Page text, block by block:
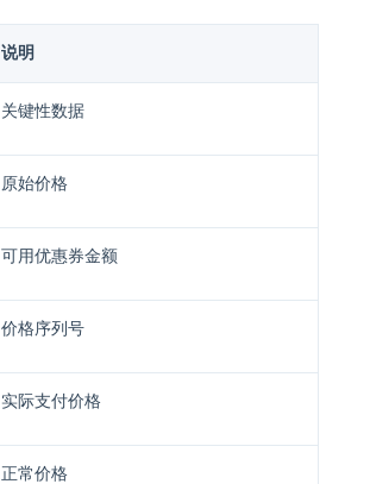
说明
关键性数据
原始价格
可用优惠券金额
价格序列号
实际支付价格
正常价格